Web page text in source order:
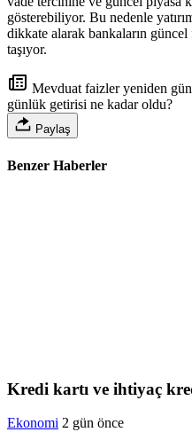
gösterebiliyor. Bu nedenle
dikkate alarak bankaların güncel
taşıyor.
Mevduat faizler yeniden
günlük getirisi ne kadar oldu?
Paylaş
Benzer Haberler
Kredi kartı ve ihtiyaç
Ekonomi 2 gün önce